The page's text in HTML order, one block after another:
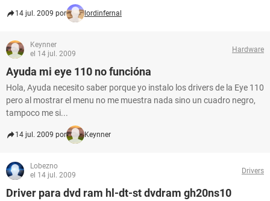
14 jul. 2009 por lordinfernal
Keynner
el 14 jul. 2009
Hardware
Ayuda mi eye 110 no funcióna
Hola, Ayuda necesito saber porque yo instalo los drivers de la Eye 110
pero al mostrar el menu no me muestra nada sino un cuadro negro,
tampoco me si...
14 jul. 2009 por Keynner
Lobezno
el 14 jul. 2009
Drivers
Driver para dvd ram hl-dt-st dvdram gh20ns10